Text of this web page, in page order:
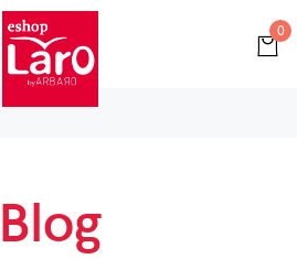
0
Blog